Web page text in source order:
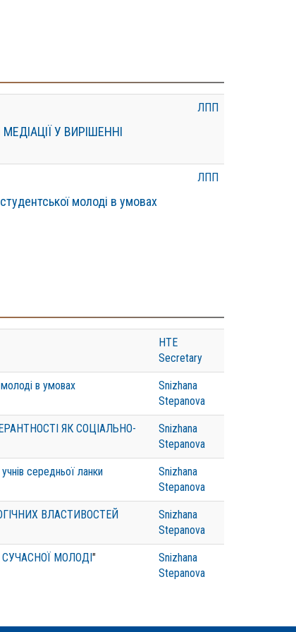
У ВИРІШЕННІ
ЛПП
молоді в умовах
ЛПП
HTE
Secretary
молоді в умовах
Snizhana
Stepanova
ЯК СОЦІАЛЬНО-
Snizhana
Stepanova
середньої ланки
Snizhana
Stepanova
ВЛАСТИВОСТЕЙ
Snizhana
Stepanova
МОЛОДІ"
Snizhana
Stepanova